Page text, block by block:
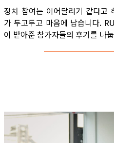
정치 참여는 이어달리기 같다고
가 두고두고 마음에 남습니다.
이 받아준 참가자들의 후기를 나